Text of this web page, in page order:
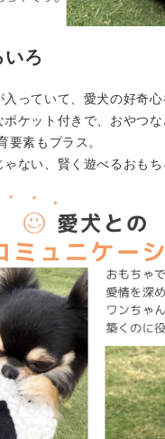
いろ
っていて、愛犬の好奇心
ポケット付きで、おやつ
要素もプラス。
ない、賢く遊べるおもち